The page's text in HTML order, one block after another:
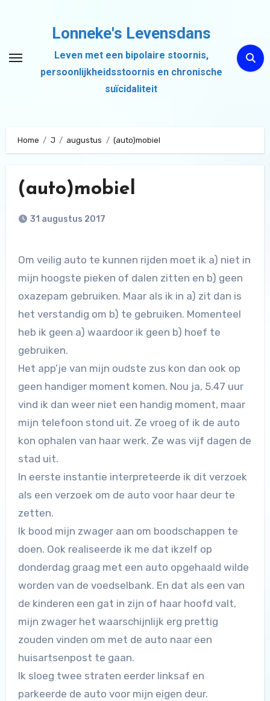
inhoud
Lonneke's Levensdans
Leven met een bipolaire stoornis,
persoonlijkheidsstoornis en chronische
suïcidaliteit
Home J augustus (auto)mobiel
(auto)mobiel
31 augustus 2017
Om veilig auto te kunnen rijden moet ik a) niet in
mijn hoogste pieken of dalen zitten en b) geen
oxazepam gebruiken. Maar als ik in a) zit dan is
het verstandig om b) te gebruiken. Momenteel
heb ik geen a) waardoor ik geen b) hoef te
gebruiken.
Het app’je van mijn oudste zus kon dan ook op
geen handiger moment komen. Nou ja, 5.47 uur
vind ik dan weer niet een handig moment, maar
mijn telefoon stond uit. Ze vroeg of ik de auto
kon ophalen van haar werk. Ze was vijf dagen de
stad uit.
In eerste instantie interpreteerde ik dit verzoek
als een verzoek om de auto voor haar deur te
zetten.
Ik bood mijn zwager aan om boodschappen te
doen. Ook realiseerde ik me dat ikzelf op
donderdag graag met een auto opgehaald wilde
worden van de voedselbank. En dat als een van
de kinderen een gat in zijn of haar hoofd valt,
mijn zwager het waarschijnlijk erg prettig
zouden vinden om met de auto naar een
huisartsenpost te gaan.
Ik sloeg twee straten eerder linksaf en
parkeerde de auto voor mijn eigen deur.